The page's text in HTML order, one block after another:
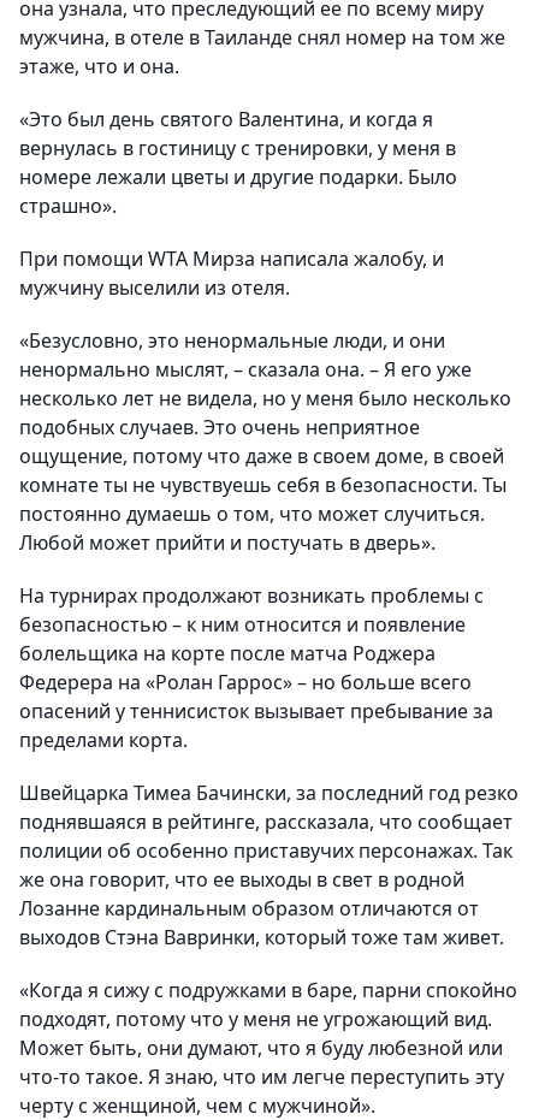
она узнала, что преследующий ее по всему миру
мужчина, в отеле в Таиланде снял номер на том же
этаже, что и она.
«Это был день святого Валентина, и когда я
вернулась в гостиницу с тренировки, у меня в
номере лежали цветы и другие подарки. Было
страшно».
При помощи WTA Мирза написала жалобу, и
мужчину выселили из отеля.
«Безусловно, это ненормальные люди, и они
ненормально мыслят, – сказала она. – Я его уже
несколько лет не видела, но у меня было несколько
подобных случаев. Это очень неприятное
ощущение, потому что даже в своем доме, в своей
комнате ты не чувствуешь себя в безопасности. Ты
постоянно думаешь о том, что может случиться.
Любой может прийти и постучать в дверь».
На турнирах продолжают возникать проблемы с
безопасностью – к ним относится и появление
болельщика на корте после матча Роджера
Федерера на «Ролан Гаррос» – но больше всего
опасений у теннисисток вызывает пребывание за
пределами корта.
Швейцарка Тимеа Бачински, за последний год резко
поднявшаяся в рейтинге, рассказала, что сообщает
полиции об особенно приставучих персонажах. Так
же она говорит, что ее выходы в свет в родной
Лозанне кардинальным образом отличаются от
выходов Стэна Вавринки, который тоже там живет.
«Когда я сижу с подружками в баре, парни спокойно
подходят, потому что у меня не угрожающий вид.
Может быть, они думают, что я буду любезной или
что-то такое. Я знаю, что им легче переступить эту
черту с женщиной, чем с мужчиной».